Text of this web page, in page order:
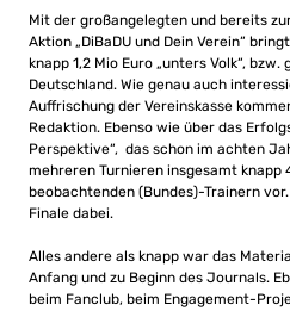
Mit der großangelegten und bereits
Aktion „DiBaDU und Dein Verein“
knapp 1,2 Mio Euro „unters Volk“,
Deutschland. Wie genau auch
Auffrischung der Vereinskasse
Redaktion. Ebenso wie über das
Perspektive“, das schon im achten
mehreren Turnieren insgesamt knapp
beobachtenden (Bundes)-Trainern
Finale dabei.
Alles andere als knapp war das
Anfang und zu Beginn des Journals.
beim Fanclub, beim Engagement-